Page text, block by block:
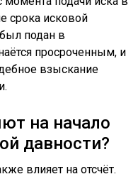
срока исковой
подан в
просроченным, и
взыскание
на начало
давности?
влияет на отсчёт.